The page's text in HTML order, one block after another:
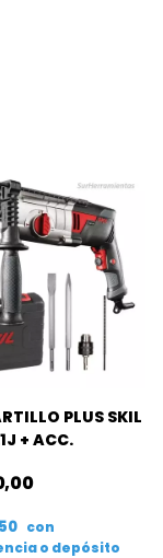
PLUS SKIL
+ ACC.
con
o depósito